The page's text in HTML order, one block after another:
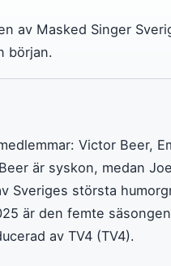
av Masked Singer
början.
Victor Beer,
är syskon, medan
Sveriges största
är den femte
av TV4 (TV4).